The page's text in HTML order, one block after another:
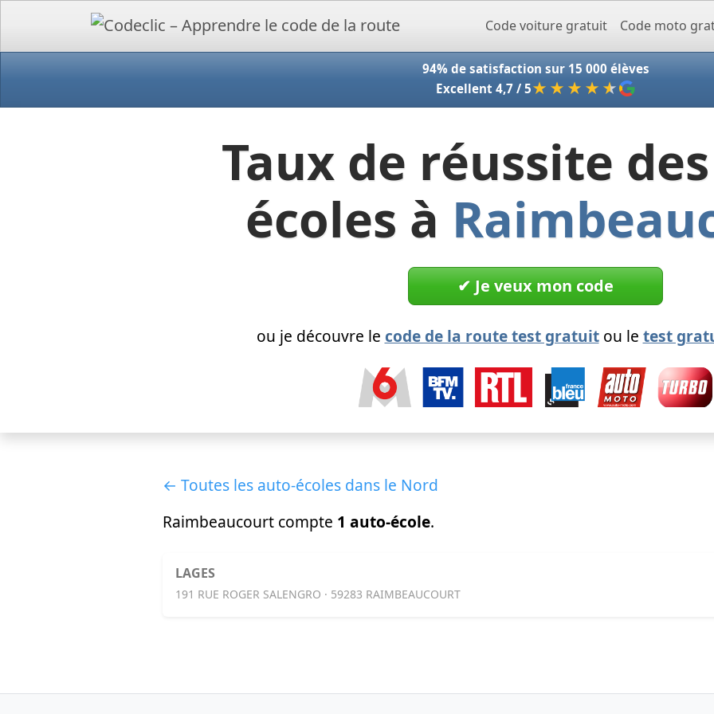
Accueil - CodeclicCode voiture gratuit Code moto
94% de satisfaction sur 15 000 élèves
Excellent 4,7 / 5★★★★ ★
Taux de réussite
écoles à
✔︎ Je veux mon code
ou je découvre le code de la route test gratuitou le test
← Toutes les auto-écoles dans le Nord
Raimbeaucourt compte 1 auto-école.
LAGES
191 RUE ROGER SALENGRO · 59283 RAIMBEAUCOURT